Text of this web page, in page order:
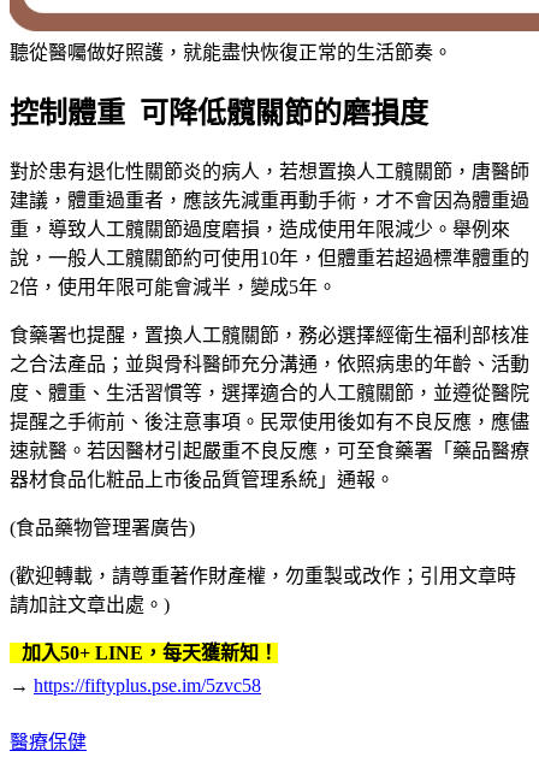
聽從醫囑做好照護，就能盡快恢復正常的生活節奏。
控制體重 可降低髖關節的磨損度
對於患有退化性關節炎的病人，若想置換人工髖關節，唐醫師
建議，體重過重者，應該先減重再動手術，才不會因為體重過
重，導致人工髖關節過度磨損，造成使用年限減少。舉例來
說，一般人工髖關節約可使用10年，但體重若超過標準體重的
2倍，使用年限可能會減半，變成5年。
食藥署也提醒，置換人工髖關節，務必選擇經衛生福利部核准
之合法產品；並與骨科醫師充分溝通，依照病患的年齡、活動
度、體重、生活習慣等，選擇適合的人工髖關節，並遵從醫院
提醒之手術前、後注意事項。民眾使用後如有不良反應，應儘
速就醫。若因醫材引起嚴重不良反應，可至食藥署「藥品醫療
器材食品化粧品上市後品質管理系統」通報。
(食品藥物管理署廣告)
(歡迎轉載，請尊重著作財產權，勿重製或改作；引用文章時
請加註文章出處。)
加入50+ LINE，每天獲新知！
→ https://fiftyplus.pse.im/5zvc58
醫療保健